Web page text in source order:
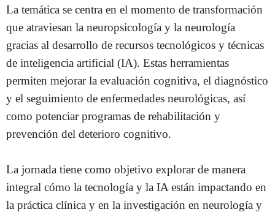
La temática se centra en el momento de transformación
que atraviesan la neuropsicología y la neurología
gracias al desarrollo de recursos tecnológicos y técnicas
de inteligencia artificial (IA). Estas herramientas
permiten mejorar la evaluación cognitiva, el diagnóstico
y el seguimiento de enfermedades neurológicas, así
como potenciar programas de rehabilitación y
prevención del deterioro cognitivo.
La jornada tiene como objetivo explorar de manera
integral cómo la tecnología y la IA están impactando en
la práctica clínica y en la investigación en neurología y